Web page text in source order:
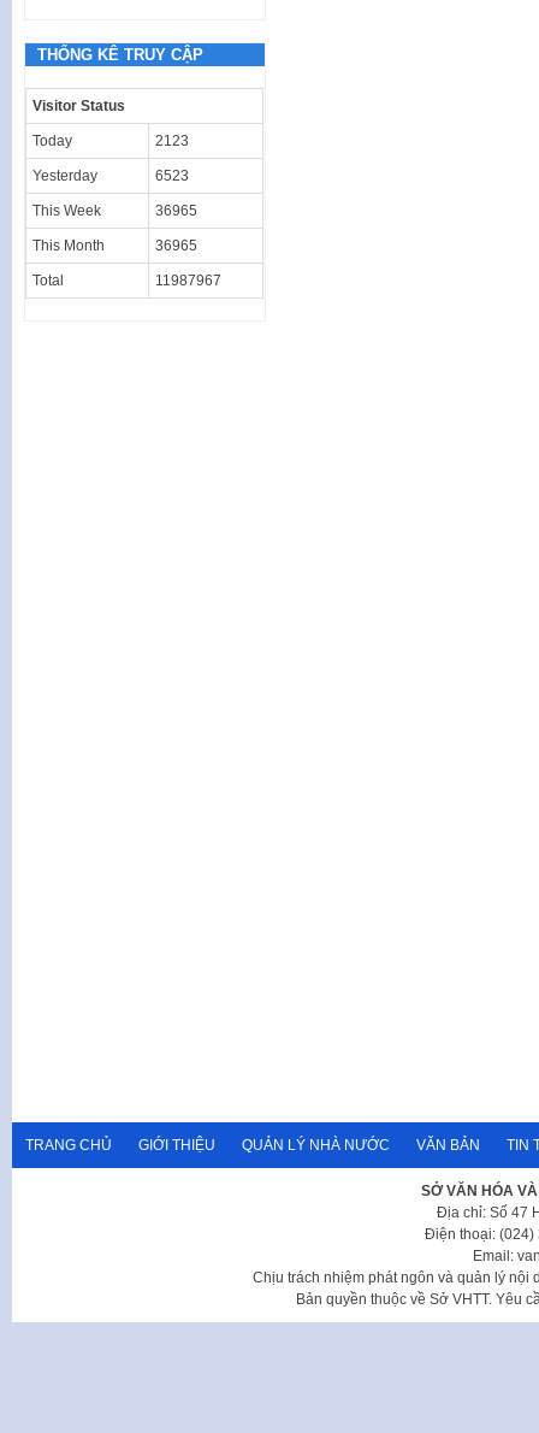
THỐNG KÊ TRUY CẬP
Visitor Status
Today 2123
Yesterday 6523
This Week 36965
This Month 36965
Total 11987967
TRANG CHỦ GIỚI THIỆU QUẢN LÝ NHÀ NƯỚC VĂN BẢN TIN
SỞ VĂN HÓA
Địa chỉ: Số 47
Điện thoại: (024)
Email:
Chịu trách nhiệm phát ngôn và quản lý nội
Bản quyền thuộc về Sở VHTT. Yêu